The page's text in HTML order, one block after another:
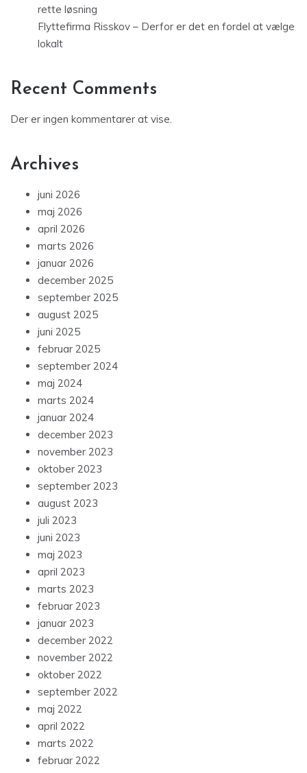
rette løsning
Flyttefirma Risskov – Derfor er det en fordel at vælge
lokalt
Recent Comments
Der er ingen kommentarer at vise.
Archives
juni 2026
maj 2026
april 2026
marts 2026
januar 2026
december 2025
september 2025
august 2025
juni 2025
februar 2025
september 2024
maj 2024
marts 2024
januar 2024
december 2023
november 2023
oktober 2023
september 2023
august 2023
juli 2023
juni 2023
maj 2023
april 2023
marts 2023
februar 2023
januar 2023
december 2022
november 2022
oktober 2022
september 2022
maj 2022
april 2022
marts 2022
februar 2022